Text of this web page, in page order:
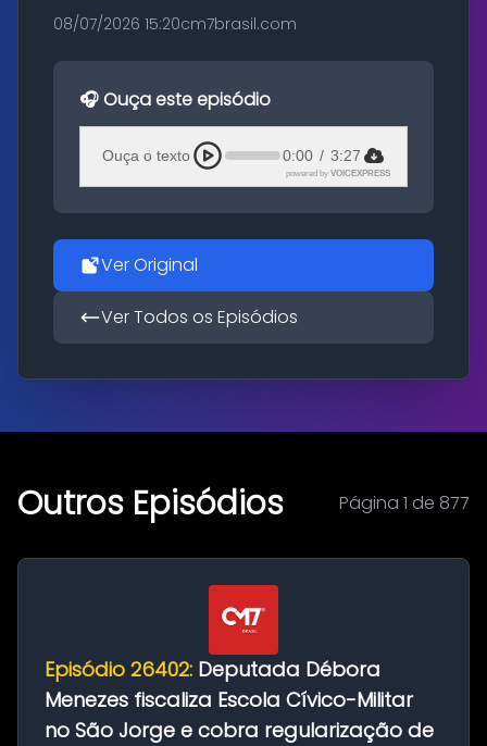
08/07/2026 15:20cm7brasil.com
🎧 Ouça este episódio
Ouça o texto 0:00 / 3:27
powered by VOICEXPRESS
Ver Original
Ver Todos os Episódios
Outros Episódios Página 1 de 877
Episódio 26402: Deputada Débora
Menezes fiscaliza Escola Cívico-Militar
no São Jorge e cobra regularização de